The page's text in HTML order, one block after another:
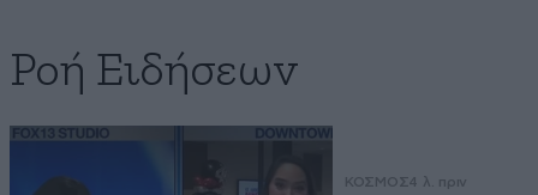
Ροή Ειδήσεων
ΚΟΣΜΟΣ4 λ. πριν